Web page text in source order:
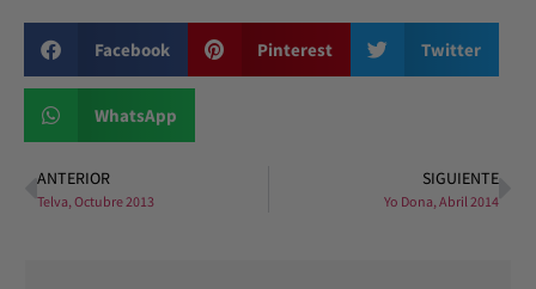
Facebook Pinterest Twitter
WhatsApp
ANTERIOR
Telva, Octubre 2013
SIGUIENTE
Yo Dona, Abril 2014